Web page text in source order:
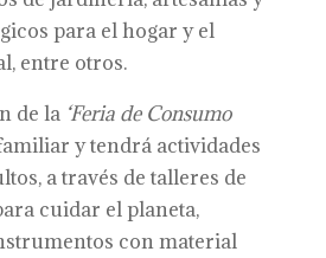
para el hogar y el
entre otros.
de la ‘Feria de Consumo
y tendrá actividades
a través de talleres de
cuidar el planeta,
con material